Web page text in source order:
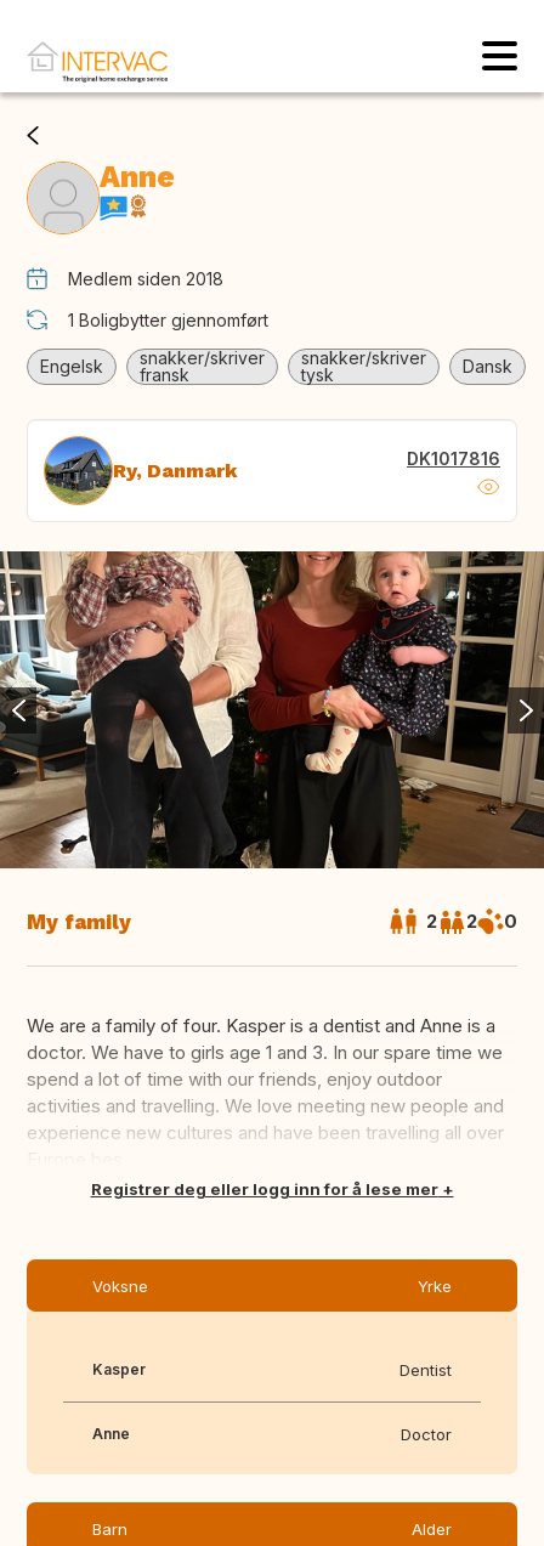
Anne
Medlem siden 2018
1 Boligbytter gjennomført
Engelsk
snakker/skriver
fransk
snakker/skriver
tysk
Dansk
Ry, Danmark DK1017816
My family 2 2 0
We are a family of four. Kasper is a dentist and Anne is a
doctor. We have to girls age 1 and 3. In our spare time we
spend a lot of time with our friends, enjoy outdoor
activities and travelling. We love meeting new people and
experience new cultures and have been travelling all over
Oversett dette
Registrer deg eller logg inn for å lese mer
Voksne Yrke
Kasper Dentist
Anne Doctor
Barn Alder